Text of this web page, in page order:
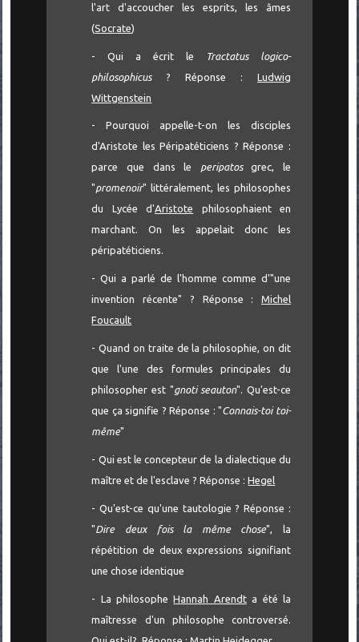
l'art d'accoucher les esprits, les âmes
(Socrate)
- Qui a écrit le
Tractatus logico-
philosophicus? Réponse : Ludwig
Wittgenstein
- Pourquoi appelle-t-on les disciples
d'Aristote les Péripatéticiens ? Réponse :
parce que dans le peripatosgrec, le
"promenoir" littéralement, les philosophes
du Lycée d'Aristote philosophaient en
marchant. On les appelait donc les
péripatéticiens.
- Qui a parlé de l'homme comme d'"une
invention récente" ? Réponse : Michel
Foucault
- Quand on traite de la philosophie, on dit
que l'une des formules principales du
philosopher est "gnoti seauton". Qu'est-ce
que ça signifie ? Réponse : "Connais-toi toi-
même"
- Qui est le concepteur de la dialectique du
maître et de l'esclave ? Réponse :Hegel
- Qu'est-ce qu'une tautologie ? Réponse :
"Dire deux fois la même chose", la
répétition de deux expressions signifiant
une chose identique
- La philosopheHannah Arendta été la
maîtresse d'un philosophe controversé.